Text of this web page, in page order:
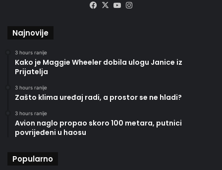
Facebook
X YouTube
Najnovije
3 hours ranije
Kako je Maggie Wheeler dobila ulogu Janice iz
Prijatelja
3 hours ranije
Zašto klima uređaj radi, a prostor se ne hladi?
3 hours ranije
Avion naglo propao skoro 100 metara, putnici
povrijeđeni u haosu
Popularno